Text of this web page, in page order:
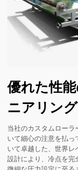
優れた性
ニアリング
当社のカスタムロー
いて細心の注意を払
いて卓越した、世界
設計により、冷点を完